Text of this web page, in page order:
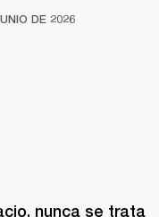
DE 2026
nunca se trata